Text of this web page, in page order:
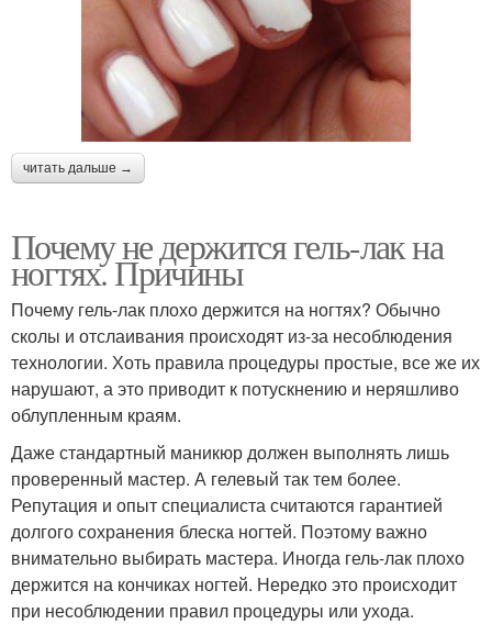
читать дальше →
Почему не держится гель-лак на
ногтях. Причины
Почему гель-лак плохо держится на ногтях? Обычно
сколы и отслаивания происходят из-за несоблюдения
технологии. Хоть правила процедуры простые, все же их
нарушают, а это приводит к потускнению и неряшливо
облупленным краям.
Даже стандартный маникюр должен выполнять лишь
проверенный мастер. А гелевый так тем более.
Репутация и опыт специалиста считаются гарантией
долгого сохранения блеска ногтей. Поэтому важно
внимательно выбирать мастера. Иногда гель-лак плохо
держится на кончиках ногтей. Нередко это происходит
при несоблюдении правил процедуры или ухода.